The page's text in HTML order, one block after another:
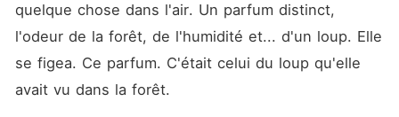
quelque chose dans l'air. Un parfum distinct,
l'odeur de la forêt, de l'humidité et... d'un loup. Elle
se figea. Ce parfum. C'était celui du loup qu'elle
avait vu dans la forêt.